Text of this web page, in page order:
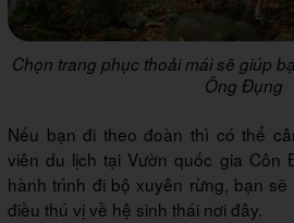
Chọn trang phục thoải mái sẽ giúp
Ông Đụng
Nếu bạn đi theo đoàn thì có thể
viên du lịch tại Vườn quốc gia Côn
hành trình đi bộ xuyên rừng, bạn
điều thú vị về hệ sinh thái nơi đây.